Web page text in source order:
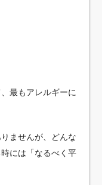
最もアレルギーに
ませんが、どんな
には「なるべく平